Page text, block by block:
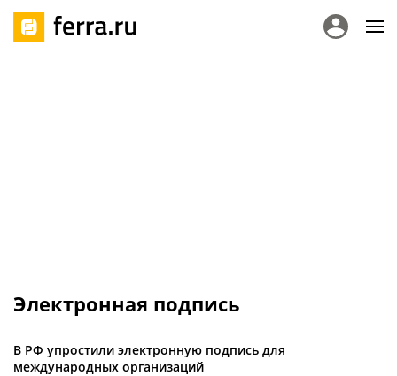
Электронная подпись
В РФ упростили электронную подпись для
международных организаций